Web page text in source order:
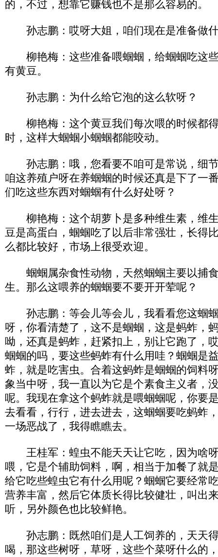
的，不过，想靠它赚钱也不是那么容易的。
孙志鹏：哎呀大姐，咱们现在是准备做
柳艳梅：这些准备喂蝈蝈，给蝈蝈吃这
有黄豆。
孙志鹏：为什么给它泡的这么软呀？
柳艳梅：这个黄豆我们每次喂的时候都
时，这样大蝈蝈小蝈蝈都能咬动。
孙志鹏：哦，您看要不咱可是常说，细
咱这养殖户呀在养蝈蝈的时候还真是下了一
们吃这些东西对蝈蝈有什么好处呀？
柳艳梅：这个胡萝卜是多种维生素，维
豆是高蛋白，蝈蝈吃了以后非常强壮，长得
么都比较好，市场上很受欢迎。
蝈蝈属杂食性动物，天然蝈蝈主要以捕
生。那么这喂养的蝈蝈要不要开开荤呢？
孙志鹏：等会儿等会儿，我看看您这蝈
呀，你看清楚了，这不是蝈蝈，这是蚂蚱，
呦，还真是蚂蚱，赶紧扣上，别让它跑了，
蝈蝈的吗，要这些蚂蚱有什么用哇？蝈蝈是
蚱，就是吃害虫。合着这蚂蚱是蝈蝈的饲料
象当中呀，我一直以为它是个素食主义者，
呢。我现在拿这个蚂蚱就是喂蝈蝈呢，你要
去看看，行行，进去进去，这蝈蝈要吃蚂蚱
一场恶战了，我得瞧瞧去。
王桂军：蝗虫不能天天让它吃，因为啥
喂，它是个辅助饲料，啊，相当于加餐了就
给它吃些蝗虫它有什么用呢？蝈蝈它要经常
营养丰富，然后它体质长得比较健壮，叫出
听，另外颜色也比较鲜艳。
孙志鹏：既然咱们是人工饲养的，天天
喝，那这些树呀，草呀，这些个菜呀什么的